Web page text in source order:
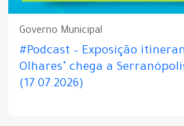
Governo Municipal
#Podcast – Exposição
Olhares" chega a
(17.07.2026)